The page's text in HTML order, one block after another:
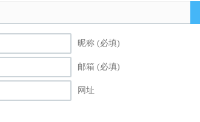
昵称 (必填)
邮箱 (必填)
网址